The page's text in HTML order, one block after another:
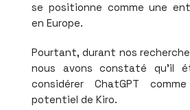
se positionne comme une
en Europe.
Pourtant, durant nos
nous avons constaté qu'il
considérer ChatGPT
potentiel de Kiro.